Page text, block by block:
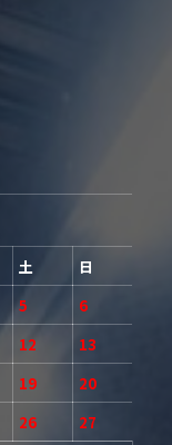
土
日
5
6
12
13
19
20
26
27